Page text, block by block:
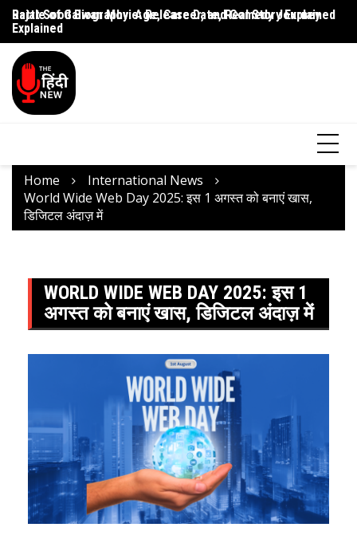
Battle of Galwan Movie: Release Date, Real Story Explained
Pashmina Roshan Biography: Talent, Dreams & Bollywood
Journey
Home
International News
World Wide Web Day 2025: इस 1 अगस्त को बनाएं खास,
डिजिटल अंदाज़ में
WORLD WIDE WEB DAY 2025: इस 1
अगस्त को बनाएं खास, डिजिटल अंदाज़ में